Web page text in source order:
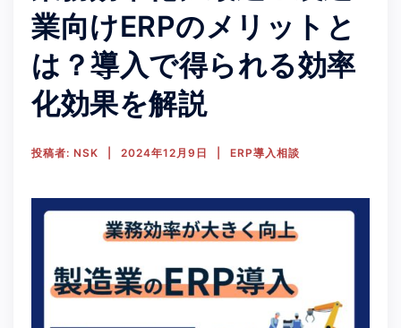
業向けERPのメリットと
は？導入で得られる効率
化効果を解説
投稿者: NSK 2024年12月9日 ERP導入相談